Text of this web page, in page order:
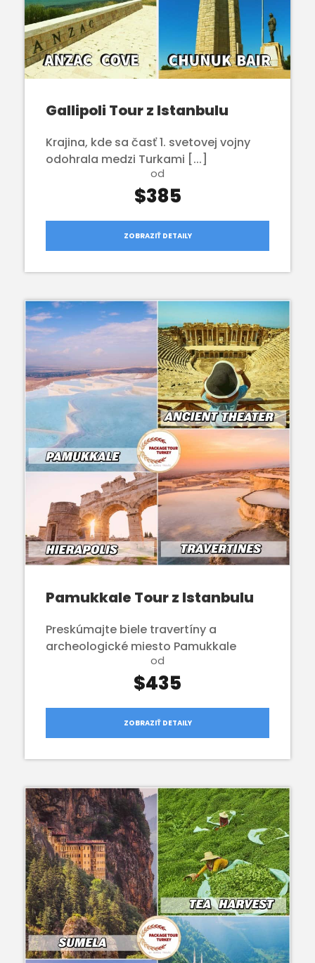
Gallipoli Tour z Istanbulu
Krajina, kde sa časť 1. svetovej vojny
odohrala medzi Turkami [...]
od
$385
ZOBRAZIŤ DETAILY
Pamukkale Tour z Istanbulu
Preskúmajte biele travertíny a
archeologické miesto Pamukkale
od
$435
ZOBRAZIŤ DETAILY